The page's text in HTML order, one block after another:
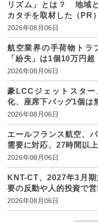
リズム」とは？ 地域
カタチを取材した（PR）
2026年08月06日
航空業界の手荷物トラ
「紛失」は1個10万円
2026年08月06日
豪LCCジェットスタ
化、座席下バッグ1個は
2026年08月06日
エールフランス航空、
需要に対応、27時間以
2026年08月06日
KNT-CT、2027年3月
要の反動や人的投資で
2026年08月06日